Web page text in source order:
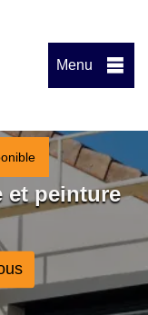
Menu
et peinture